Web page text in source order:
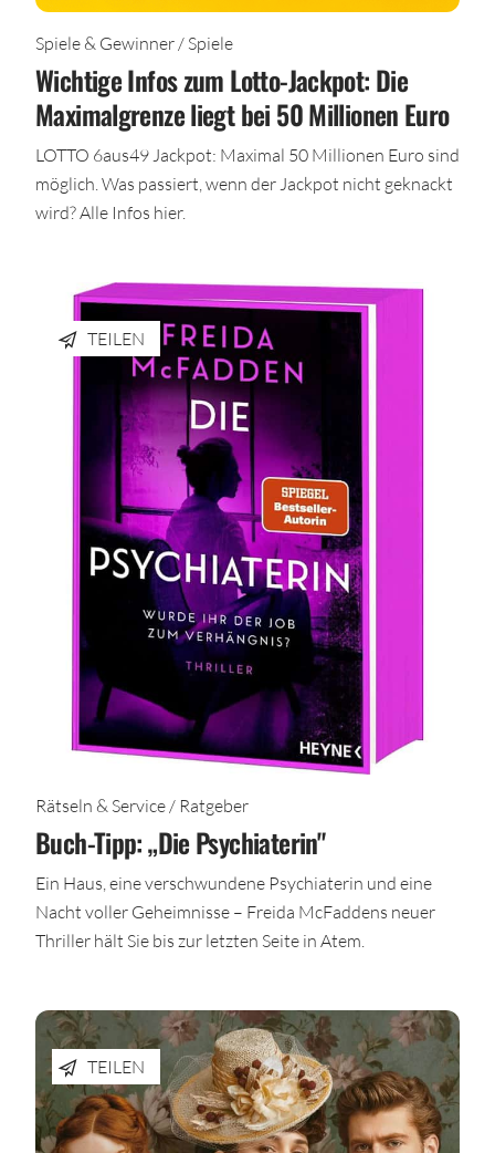
Spiele & Gewinner / Spiele
Wichtige Infos zum Lotto-Jackpot: Die
Maximalgrenze liegt bei 50 Millionen Euro
LOTTO 6aus49 Jackpot: Maximal 50 Millionen Euro sind
möglich. Was passiert, wenn der Jackpot nicht geknackt
wird? Alle Infos hier.
TEILEN
Rätseln & Service / Ratgeber
Buch-Tipp: „Die Psychiaterin"
Ein Haus, eine verschwundene Psychiaterin und eine
Nacht voller Geheimnisse – Freida McFaddens neuer
Thriller hält Sie bis zur letzten Seite in Atem.
TEILEN